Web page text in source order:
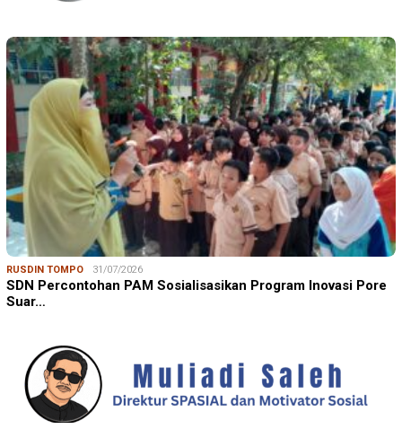
RUSDIN TOMPO 31/07/2026
SDN Percontohan PAM Sosialisasikan Program Inovasi Pore
Suar…